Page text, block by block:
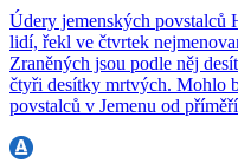
Údery jemenských povstalců
lidí, řekl ve čtvrtek
Zraněných jsou podle něj
čtyři desítky mrtvých. Mohlo
povstalců v Jemenu od